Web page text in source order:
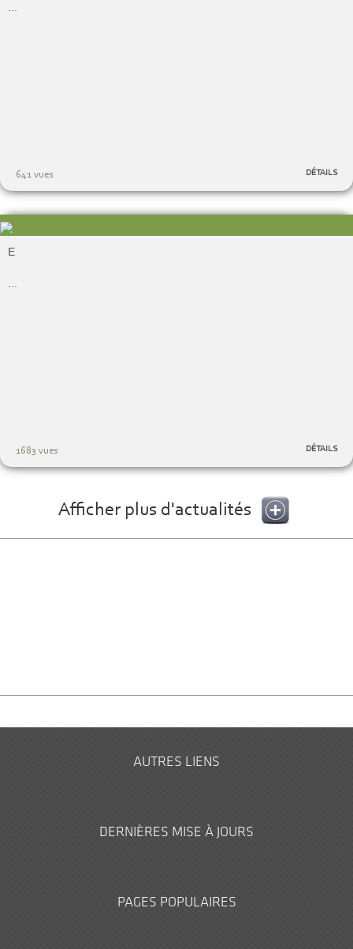
...
641 vues DÉTAILS
E
...
1683 vues DÉTAILS
Afficher plus d'actualités
AUTRES LIENS
DERNIÈRES MISE À JOURS
PAGES POPULAIRES